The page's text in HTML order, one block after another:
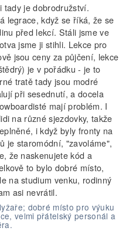
tady je dobrodružství.
legrace, když se říká, že se
před lekcí. Stáli jsme ve
jsme ji stihli. Lekce pro
jsou ceny za půjčení, lekce
je v pořádku - je to
tratě tady jsou modré
při sesednutí, a docela
​​mají problém. I
na různé sjezdovky, takže
i když byly fronty na
je staromódní, "zavoláme",
že naskenujete kód a
to bylo dobré místo,
na studium venku, rodinný
asi nevrátil.
dobré místo pro výuku
velmi přátelský personál a